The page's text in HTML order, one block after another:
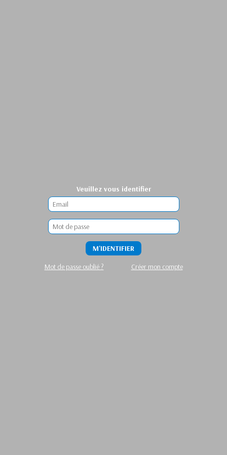
Veuillez vous identifier
M'IDENTIFIER
Mot de passe oublié ?
Créer mon compte